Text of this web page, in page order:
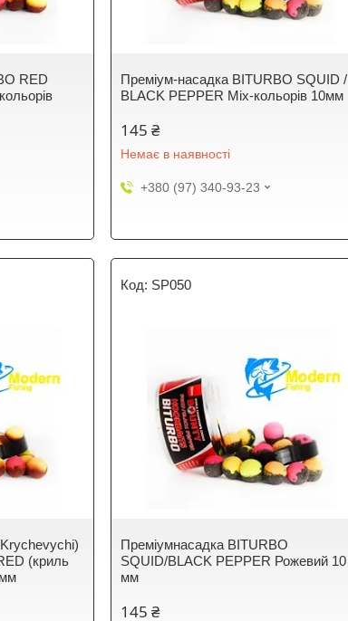
RED
Преміум-насадка BITURBO SQUID /
BLACK PEPPER Mix-кольорів 10мм
145 ₴
Немає в наявності
+380 (97) 340-93-23
(криль
SP050
Преміумнасадка BITURBO
SQUID/BLACK PEPPER Рожевий 10
мм
145 ₴